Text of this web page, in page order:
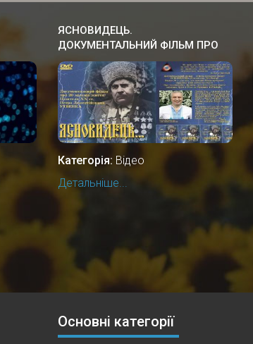
ЯСНОВИДЕЦЬ.
ДОКУМЕНТАЛЬНИЙ ФIЛЬМ ПРО
УКРАЇНСЬКОГО ПРОРОКА,
ЦІЛИТЕЛЯ.
Категорія: Відео
Детальніше...
Основні категорії